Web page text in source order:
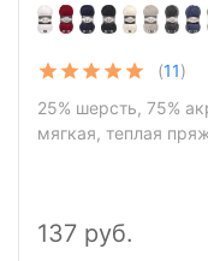
(11)
25% шерсть, 75%
мягкая, теплая
137 руб.